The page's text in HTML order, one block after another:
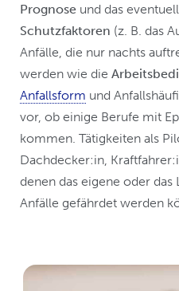
Prognose und das
Schutzfaktoren (z. B. das
Anfälle, die nur nachts
werden wie die
Anfallsform und
vor, ob einige Berufe mit
kommen. Tätigkeiten als
Dachdecker:in,
denen das eigene oder
Anfälle gefährdet werden